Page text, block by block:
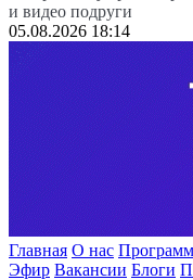
и видео подруги
05.08.2026 18:14
Главная О нас
Эфир Вакансии Блоги